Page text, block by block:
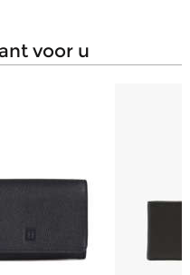
voor u